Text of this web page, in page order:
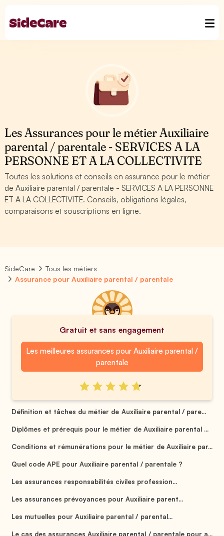
Les Assurances pour le métier Auxiliaire
parental / parentale - SERVICES A LA
PERSONNE ET A LA COLLECTIVITE
Toutes les solutions et conseils en assurance pour le métier
de Auxiliaire parental / parentale - SERVICES A LA PERSONNE
ET A LA COLLECTIVITE. Conseils, obligations légales,
comparaisons et souscriptions en ligne.
SideCare
Tous les métiers
Assurance pour Auxiliaire parental / parentale
Gratuit et sans engagement
Les meilleures assurances pour Auxiliaire parental /
parentale
Définition et tâches du métier de Auxiliaire parental / pare...
Diplômes et prérequis pour le métier de Auxiliaire parental ...
Conditions et rémunérations pour le métier de Auxiliaire par...
Quel code APE pour Auxiliaire parental / parentale ?
Les assurances responsabilités civiles profession...
Les assurances prévoyances pour Auxiliaire parent...
Les mutuelles pour Auxiliaire parental / parental...
Le cas des assurances Auxiliaire parental / parentale pour a...